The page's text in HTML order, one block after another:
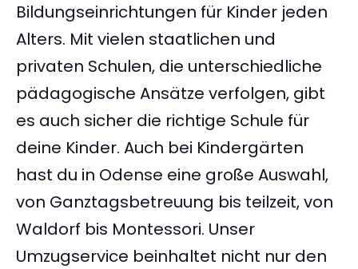
Bildungseinrichtungen für Kinder jeden
Alters. Mit vielen staatlichen und
privaten Schulen, die unterschiedliche
pädagogische Ansätze verfolgen, gibt
es auch sicher die richtige Schule für
deine Kinder. Auch bei Kindergärten
hast du in Odense eine große Auswahl,
von Ganztagsbetreuung bis teilzeit, von
Waldorf bis Montessori. Unser
Umzugservice beinhaltet nicht nur den